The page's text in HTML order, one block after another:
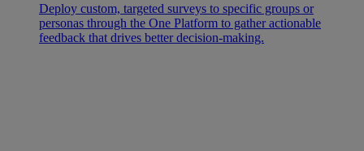
Deploy custom, targeted surveys to specific groups or
personas through the One Platform to gather actionable
feedback that drives better decision-making.